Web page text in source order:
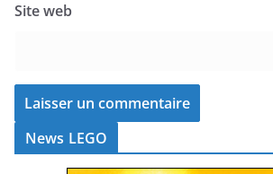
Site web
News LEGO